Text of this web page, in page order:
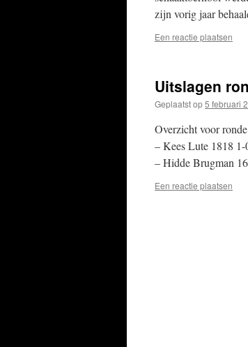
zijn vorig jaar
Een reactie plaatsen
Uitslagen
Geplaatst op5 februari
Overzicht voor
– Kees Lute 1818
– Hidde Brugman
Een reactie plaatsen